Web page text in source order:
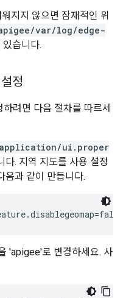
지지 않으면 잠재적인 위
var/log/edge-
있습니다.
정
려면 다음 절차를 따르세
ui.proper
다. 지역 지도를 사용 설정
음과 같이 만듭니다.
'apigee'로 변경하세요. 사